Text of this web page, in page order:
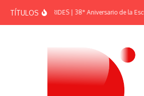
TÍTULOSEFEMÉRIDES | 38° Aniversario de la